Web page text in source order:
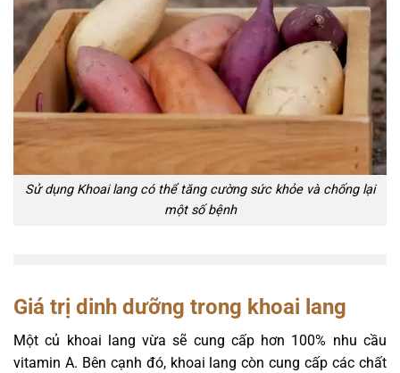
Sử dụng Khoai lang có thể tăng cường sức khỏe và chống lại
một số bệnh
Giá trị dinh dưỡng trong khoai lang
Một củ khoai lang vừa sẽ cung cấp hơn 100% nhu cầu
vitamin A. Bên cạnh đó, khoai lang còn cung cấp các chất